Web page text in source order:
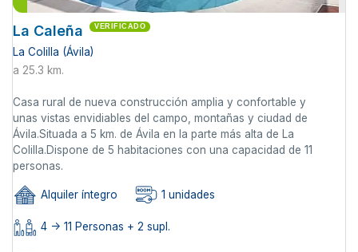
La Caleña VERIFICADO
La Colilla (Ávila)
a 25.3 km.
Casa rural de nueva construcción amplia y confortable y
unas vistas envidiables del campo, montañas y ciudad de
Ávila.Situada a 5 km. de Ávila en la parte más alta de La
Colilla.Dispone de 5 habitaciones con una capacidad de 11
personas.
Alquiler íntegro 1 unidades
4 -> 11 Personas + 2 supl.